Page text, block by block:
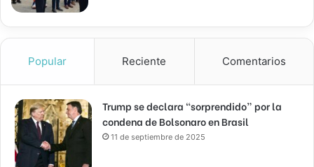
Popular Reciente Comentarios
Trump se declara “sorprendido” por la
condena de Bolsonaro en Brasil
11 de septiembre de 2025